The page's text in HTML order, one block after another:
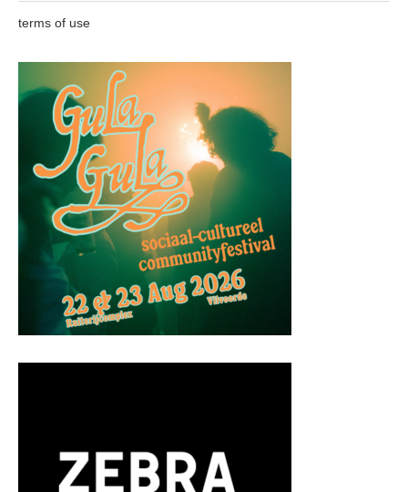
terms of use